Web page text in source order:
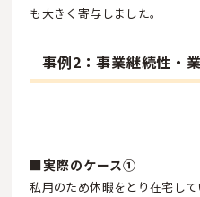
も大きく寄与しました。
事例2：事業継続性・
■実際のケース①
私用のため休暇をとり在宅し